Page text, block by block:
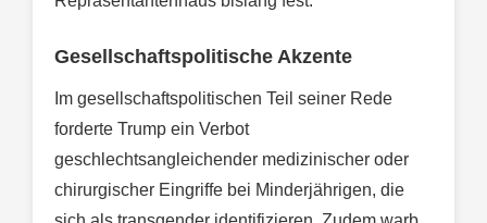
Gesellschaftspolitische Akzente
Im gesellschaftspolitischen Teil seiner Rede
forderte Trump ein Verbot
geschlechtsangleichender medizinischer oder
chirurgischer Eingriffe bei Minderjährigen, die